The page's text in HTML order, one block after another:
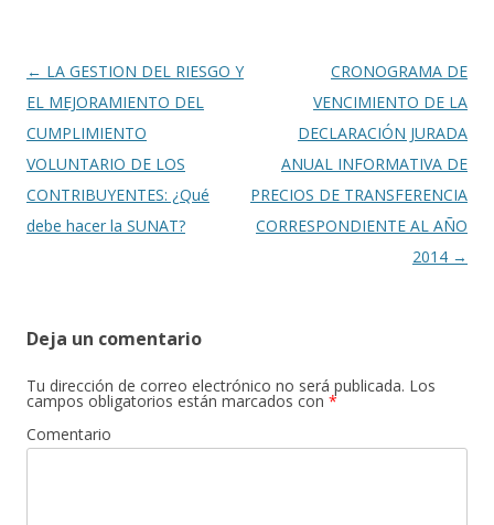
Navegación
de
entradas
← LA GESTION DEL RIESGO Y
EL MEJORAMIENTO DEL
CUMPLIMIENTO
VOLUNTARIO DE LOS
CONTRIBUYENTES: ¿Qué
debe hacer la SUNAT?
CRONOGRAMA DE
VENCIMIENTO DE LA
DECLARACIÓN JURADA
ANUAL INFORMATIVA DE
PRECIOS DE TRANSFERENCIA
CORRESPONDIENTE AL AÑO
2014 →
Deja un comentario
Tu dirección de correo electrónico no será publicada. Los
campos obligatorios están marcados con *
Comentario